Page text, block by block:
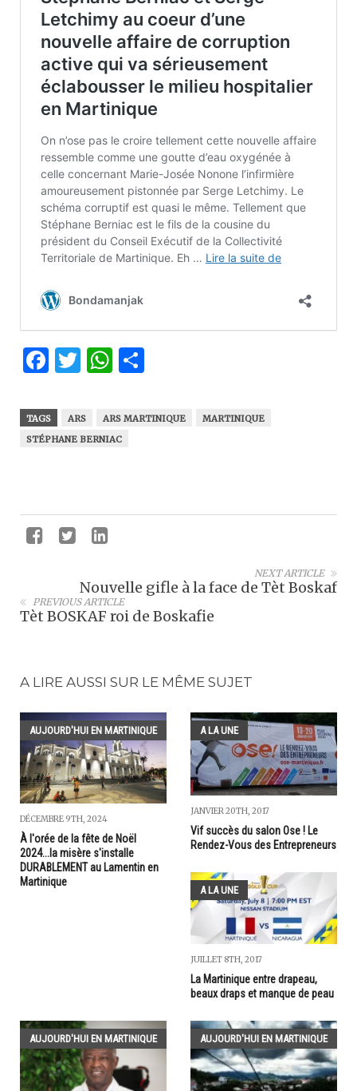
Facebook
Twitter
WhatsApp
TAGS ARS ARS MARTINIQUE
MARTINIQUE
STÉPHANE BERNIAC
NEXT ARTICLE
Nouvelle gifle à la face de Tèt Boskaf
PREVIOUS ARTICLE
Tèt BOSKAF roi de Boskafie
A LIRE AUSSI SUR LE MÊME SUJET
AUJOURD'HUI EN MARTINIQUE
DÉCEMBRE 9TH, 2024
À l'orée de la fête de Noël
2024...la misère s'installe
DURABLEMENT au Lamentin en
Martinique
A LA UNE
JANVIER 20TH, 2017
Vif succès du salon Ose ! Le
Rendez-Vous des Entrepreneurs
A LA UNE
JUILLET 8TH, 2017
La Martinique entre drapeau,
beaux draps et manque de peau
AUJOURD'HUI EN MARTINIQUE AUJOURD'HUI EN MARTINIQUE